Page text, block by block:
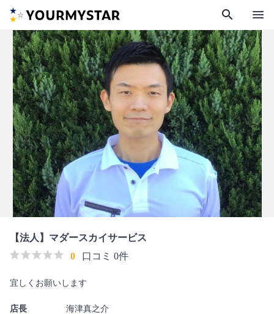
search menu
【法人】マダースカイサービス
0
口コミ 0件
宜しくお願いします
店長 海津真之介